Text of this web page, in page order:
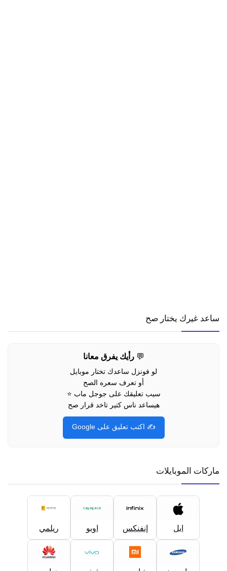
ساعد غيرك يختار صح
💬رأيك يفرق معانا
لو فونزل ساعدك تختار موبايل
أو تعرف سعره الصح
سيب تعليقك على جوجل ماب ⭐
هيساعد ناس كتير تاخد قرار صح
✍️ اكتب تعليق على Google
ماركات الموبايلات
ابل إنفنكس اوبو ريلمي